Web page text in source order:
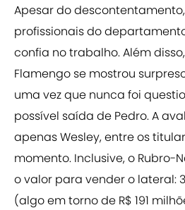
Apesar do
profissionais do
confia no trabalho. Além
Flamengo se mostrou
uma vez que nunca foi
possível saída de Pedro. A
apenas Wesley, entre os
momento. Inclusive, o Rubro-
o valor para vender o lateral:
(algo em torno de R$ 191